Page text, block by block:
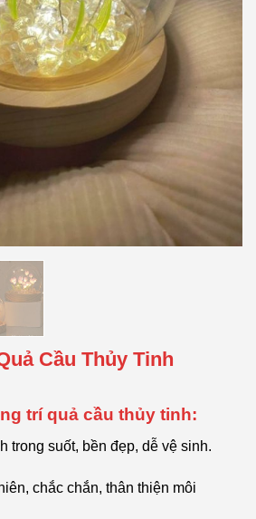
Cầu Thủy Tinh
trí quả cầu thủy tinh:
trong suốt, bền đẹp, dễ vệ sinh.
chắc chắn, thân thiện môi